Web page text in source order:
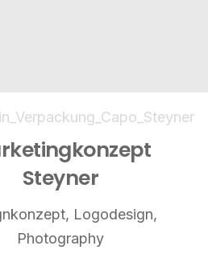
Steyner
, Logodesign,
Photography